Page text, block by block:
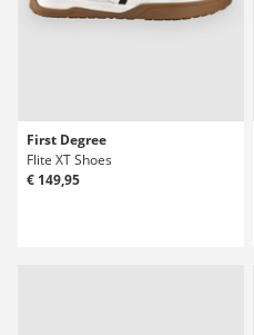
First Degree
Flite XT Shoes
€ 149,95